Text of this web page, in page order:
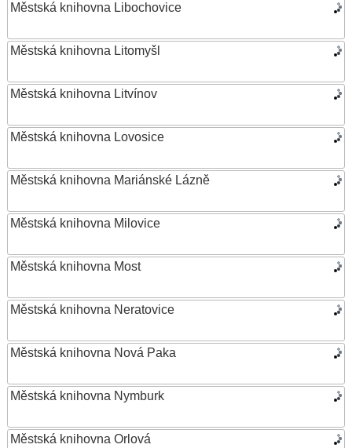
Městská knihovna Libochovice
Městská knihovna Litomyšl
Městská knihovna Litvínov
Městská knihovna Lovosice
Městská knihovna Mariánské Lázně
Městská knihovna Milovice
Městská knihovna Most
Městská knihovna Neratovice
Městská knihovna Nová Paka
Městská knihovna Nymburk
Městská knihovna Orlová